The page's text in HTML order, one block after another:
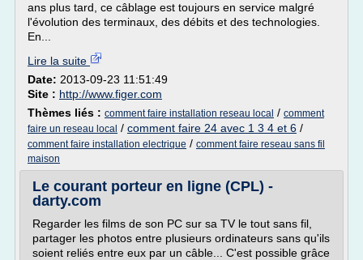
ans plus tard, ce câblage est toujours en service malgré
l'évolution des terminaux, des débits et des technologies.
En...
Lire la suite
Date: 2013-09-23 11:51:49
Site : http://www.figer.com
Thèmes liés : comment faire installation reseau local / comment
faire un reseau local / comment faire 24 avec 1 3 4 et 6 /
comment faire installation electrique / comment faire reseau sans fil
maison
Le courant porteur en ligne (CPL) -
darty.com
Regarder les films de son PC sur sa TV le tout sans fil,
partager les photos entre plusieurs ordinateurs sans qu'ils
soient reliés entre eux par un câble... C'est possible grâce